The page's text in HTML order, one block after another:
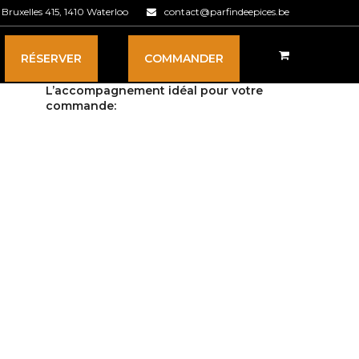
415, 1410 Waterloo contact@parfindeepices.be
RÉSERVER COMMANDER
L’accompagnement idéal pour votre
commande: